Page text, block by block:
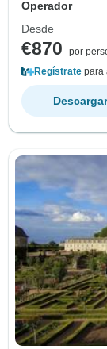
Operador
Desde
€870
por
Regístrate para